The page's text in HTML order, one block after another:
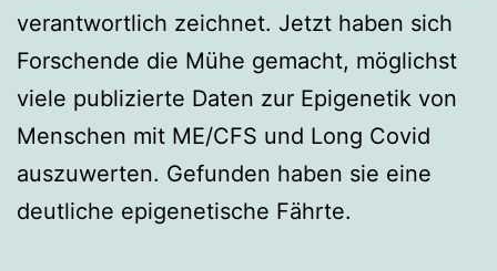
verantwortlich zeichnet. Jetzt haben sich
Forschende die Mühe gemacht, möglichst
viele publizierte Daten zur Epigenetik von
Menschen mit ME/CFS und Long Covid
auszuwerten. Gefunden haben sie eine
deutliche epigenetische Fährte.